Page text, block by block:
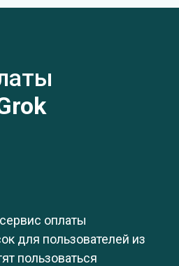
оплаты
для пользователей из
пользоваться